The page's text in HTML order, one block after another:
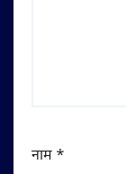
नाम *